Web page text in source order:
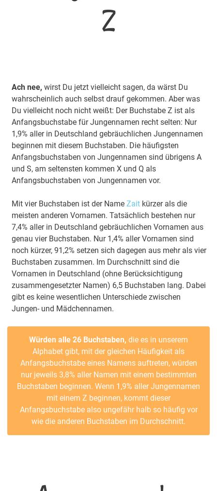
Z
Ach nee, wirst Du jetzt vielleicht sagen, da wärst Du
wahrscheinlich auch selbst drauf gekommen. Aber was
Du vielleicht noch nicht weißt: Der Buchstabe Z ist als
Anfangsbuchstabe für Jungennamen recht selten: Nur
1,9% aller in Deutschland gebräuchlichen Jungennamen
beginnen mit diesem Buchstaben. Die häufigsten
Anfangsbuchstaben von Jungennamen sind übrigens A
und S, am seltensten kommen X und Q als
Anfangsbuchstaben von Jungennamen vor.
Mit vier Buchstaben ist der Name Zait kürzer als die
meisten anderen Vornamen. Tatsächlich bestehen nur
7,4% aller in Deutschland gebräuchlichen Vornamen aus
genau vier Buchstaben. Nur 1,4% aller Vornamen sind
noch kürzer, 91,2% setzen sich dagegen aus mehr als vier
Buchstaben zusammen. Im Durchschnitt sind die
Vornamen in Deutschland (ohne Berücksichtigung
zusammengesetzter Namen) 6,5 Buchstaben lang. Dabei
gibt es keine wesentlichen Unterschiede zwischen
Jungen- und Mädchennamen.
Würden alle 26 Buchstaben, die es in unserem
Alphabet gibt, mit der gleichen Häufigkeit als
Anfangsbuchstabe eines Namens auftreten, würden
nur jeweils 3,8% aller Namen mit einem bestimmten
Buchstaben beginnen. Wenn 1,9% aller Jungennamen
mit einem Z beginnen, kommt dieser
Anfangsbuchstabe also ungefähr halb so häufig vor
wie die anderen Buchstaben im Durchschnitt.